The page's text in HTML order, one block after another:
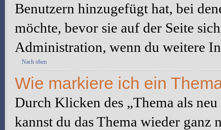
Benutzern hinzugefügt hat, bei
möchte, bevor sie auf der Seite
Administration, wenn du weitere
Nach oben
Wie markiere ich ein
Durch Klicken des „Thema als
kannst du das Thema wieder ganz